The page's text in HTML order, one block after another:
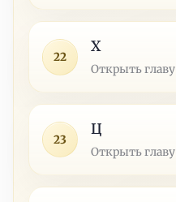
22
Х
Открыть главу
23
Ц
Открыть главу